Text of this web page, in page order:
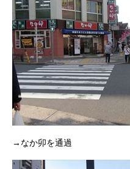
→なか卯を通過